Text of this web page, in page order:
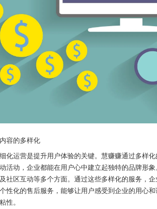
容的多样化
化运营是提升用户体验的关键。慧赚赚通过多样
活动，企业都能在用户心中建立起独特的品牌形
社区互动等多个方面。通过这些多样化的服务，
性化的售后服务，能够让用户感受到企业的用心
性。